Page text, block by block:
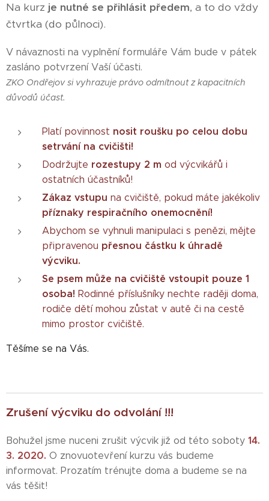
Na kurz je nutné se přihlásit předem, a to do vždy
čtvrtka (do půlnoci).
V návaznosti na vyplnění formuláře Vám bude v pátek
zasláno potvrzení Vaší účasti.
ZKO Ondřejov si vyhrazuje právo odmítnout z kapacitních
důvodů účast.
Platí povinnost nosit roušku po celou dobu
setrvání na cvičišti!
Dodržujte rozestupy 2 m od výcvikářů i
ostatních účastníků!
Zákaz vstupu na cvičiště, pokud máte jakékoliv
příznaky respiračního onemocnění!
Abychom se vyhnuli manipulaci s penězi, mějte
připravenou přesnou částku k úhradě
výcviku.
Se psem může na cvičiště vstoupit pouze 1
osoba! Rodinné příslušníky nechte raději doma,
rodiče dětí mohou zůstat v autě či na cestě
mimo prostor cvičiště.
Těšíme se na Vás.
Zrušení výcviku do odvolání !!!
Bohužel jsme nuceni zrušit výcvik již od této soboty 14.
3. 2020. O znovuotevření kurzu vás budeme
informovat. Prozatím trénujte doma a budeme se na
vás těšit!